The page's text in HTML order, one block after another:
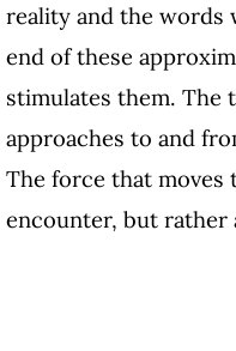
reality and the words
end of these
stimulates them. The
approaches to and
The force that
encounter, but rather